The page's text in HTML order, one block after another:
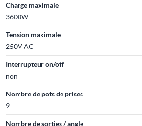
Charge maximale
3600W
Tension maximale
250V AC
Interrupteur on/off
non
Nombre de pots de prises
9
Nombre de sorties / angle